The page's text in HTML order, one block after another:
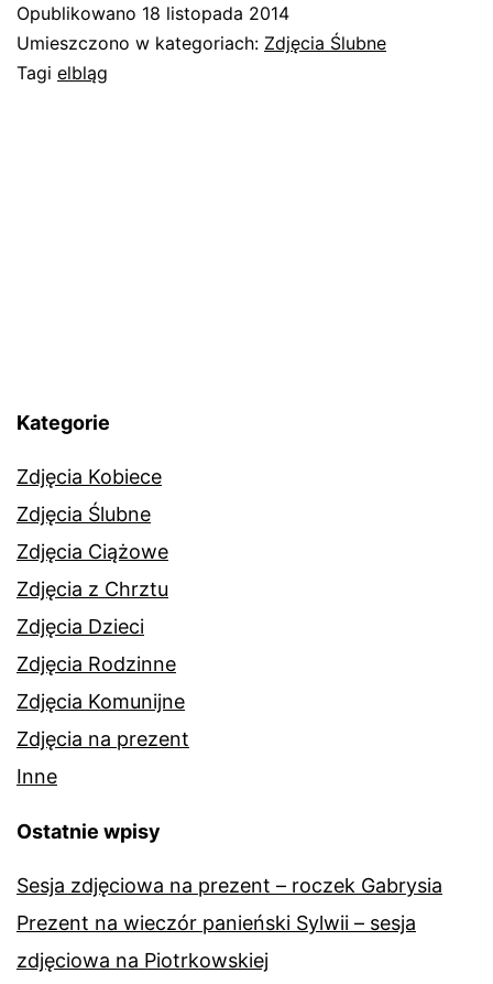
Maćka
Opublikowano 18 listopada 2014
Umieszczono w kategoriach: Zdjęcia Ślubne
Tagi elbląg
Kategorie
Zdjęcia Kobiece
Zdjęcia Ślubne
Zdjęcia Ciążowe
Zdjęcia z Chrztu
Zdjęcia Dzieci
Zdjęcia Rodzinne
Zdjęcia Komunijne
Zdjęcia na prezent
Inne
Ostatnie wpisy
Sesja zdjęciowa na prezent – roczek Gabrysia
Prezent na wieczór panieński Sylwii – sesja
zdjęciowa na Piotrkowskiej